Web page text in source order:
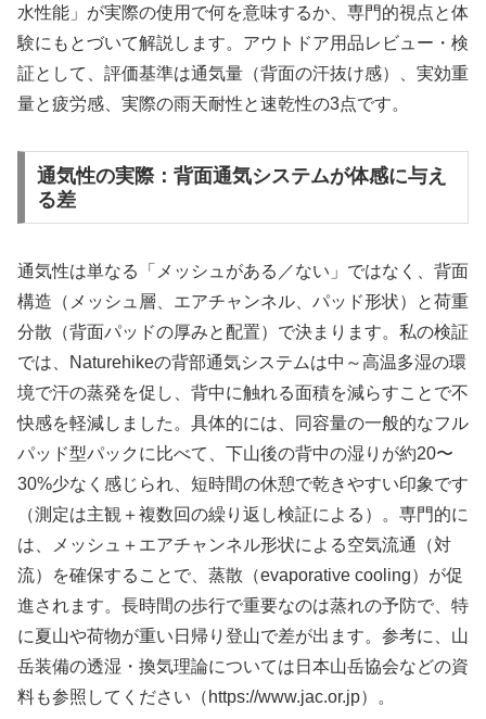
水性能」が実際の使用で何を意味するか、専門的視点と体
験にもとづいて解説します。アウトドア用品レビュー・検
証として、評価基準は通気量（背面の汗抜け感）、実効重
量と疲労感、実際の雨天耐性と速乾性の3点です。
通気性の実際：背面通気システムが体感に与え
る差
通気性は単なる「メッシュがある／ない」ではなく、背面
構造（メッシュ層、エアチャンネル、パッド形状）と荷重
分散（背面パッドの厚みと配置）で決まります。私の検証
では、Naturehikeの背部通気システムは中～高温多湿の環
境で汗の蒸発を促し、背中に触れる面積を減らすことで不
快感を軽減しました。具体的には、同容量の一般的なフル
パッド型パックに比べて、下山後の背中の湿りが約20〜
30%少なく感じられ、短時間の休憩で乾きやすい印象です
（測定は主観＋複数回の繰り返し検証による）。専門的に
は、メッシュ＋エアチャンネル形状による空気流通（対
流）を確保することで、蒸散（evaporative cooling）が促
進されます。長時間の歩行で重要なのは蒸れの予防で、特
に夏山や荷物が重い日帰り登山で差が出ます。参考に、山
岳装備の透湿・換気理論については日本山岳協会などの資
料も参照してください（https://www.jac.or.jp）。